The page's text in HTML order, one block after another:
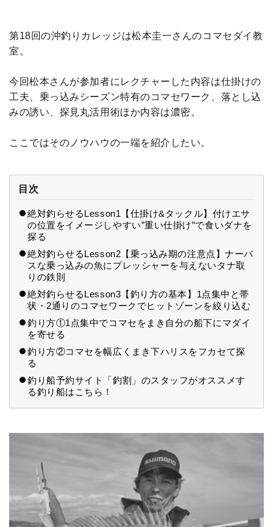
第18回の沖釣りカレッジは松本圭一さんのコマセダイ教
室。
今回松本さんが参加者にレクチャーした内容は仕掛けの
工夫、乗っ込みシーズン特有のコマセワーク、落とし込
みの誘い、探見丸活用術ほか内容は濃密。
ここではそのノウハウの一端を紹介したい。
目次
絶対釣らせるLesson1【仕掛け&タックル】付けエサ
の位置をイメージしやすい”重い仕掛け”で食いダナを
探る
絶対釣らせるLesson2【乗っ込み期の注意点】ナーバ
スな乗っ込みの魚にプレッシャーを与えないタナ取
りの鉄則
絶対釣らせるLesson3【釣り方の基本】1点集中と帯
状・2通りのコマセワークでヒットゾーンを絞り込む
釣り方①1点集中でコマセをまき自分の船下にマダイ
を寄せる
釣り方②コマセを幅広くまき下ハリスをフカセて探
る
釣り船予約サイト「釣割」のスタッフがオススメす
る釣り船はこちら！